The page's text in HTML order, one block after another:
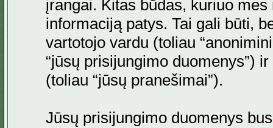
įrangai. Kitas būdas, kuriuo
informaciją patys. Tai gali būti,
vartotojo vardu (toliau
“jūsų prisijungimo duomenys”)
(toliau “jūsų pranešimai”).
Jūsų prisijungimo duomenys